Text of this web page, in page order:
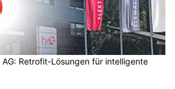
Retrofit-Lösungen für intelligente